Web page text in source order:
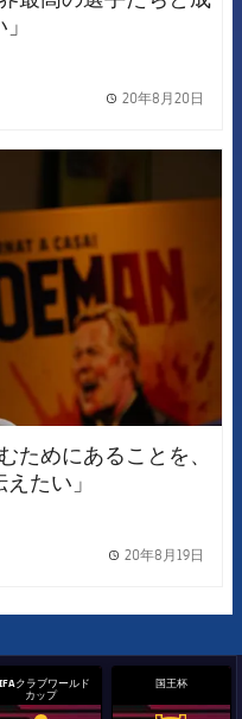
20年8月20日
ためにあることを、
たい」
20年8月19日
クラブワールド
カップ
国王杯